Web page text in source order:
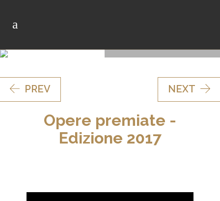
PREV NEXT
Opere premiate -
Edizione 2017